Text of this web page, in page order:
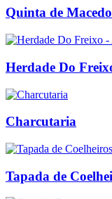
Quinta de
Herdade Do
Charcutaria
Tapada de